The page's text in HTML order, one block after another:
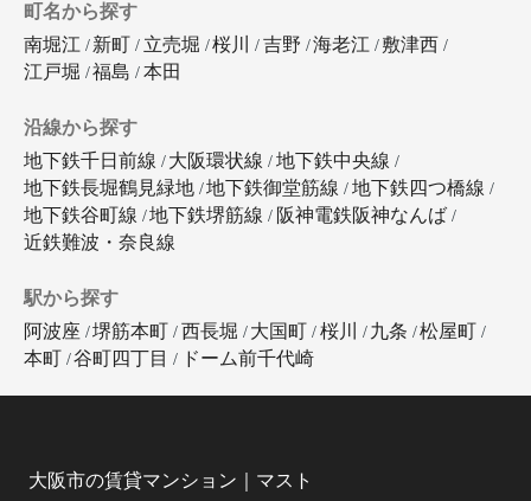
町名から探す
南堀江
新町 立売堀 桜川 吉野 海老江
敷津西
江戸堀
福島 本田
沿線から探す
地下鉄千日前線
大阪環状線 地下鉄中央線
地下鉄長堀鶴見緑地
地下鉄御堂筋線 地下鉄四つ橋線
地下鉄谷町線
地下鉄堺筋線 阪神電鉄阪神なんば
近鉄難波・奈良線
駅から探す
阿波座
堺筋本町 西長堀 大国町 桜川 九条
松屋町
本町
谷町四丁目 ドーム前千代崎
大阪市の賃貸マンション｜マスト